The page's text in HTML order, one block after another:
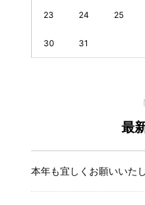
23 24 25
30 31
最
本年も宜しくお願いいたし